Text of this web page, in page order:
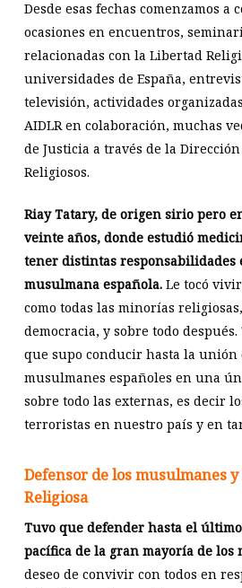
Desde esas fechas comenzamos
ocasiones en encuentros,
relacionadas con la Libertad
universidades de España,
televisión, actividades
AIDLR en colaboración, muchas
de Justicia a través de la
Religiosos.
Riay Tatary, de origen sirio pero
veinte años, donde estudió
tener distintas responsabilidades
musulmana española.Le tocó
como todas las minorías
democracia, y sobre todo
que supo conducir hasta la unión
musulmanes españoles en una
sobre todo las externas, es decir
terroristas en nuestro país y en
Defensor de los musulmanes
Religiosa
Tuvo que defender hasta el
pacífica de la gran mayoría de los
deseo de convivir con todos en